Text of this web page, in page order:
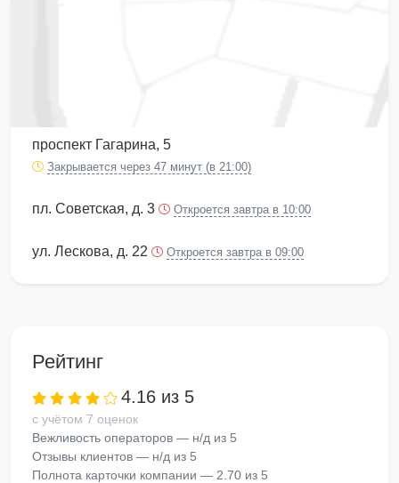
проспект Гагарина, 5
Закрывается через 47 минут (в 21:00)
пл. Советская, д. 3 Откроется завтра в 10:00
ул. Лескова, д. 22 Откроется завтра в 09:00
Рейтинг
4.16 из 5
с учётом 7 оценок
Вежливость операторов — н/д из 5
Отзывы клиентов — н/д из 5
Полнота карточки компании — 2.70 из 5